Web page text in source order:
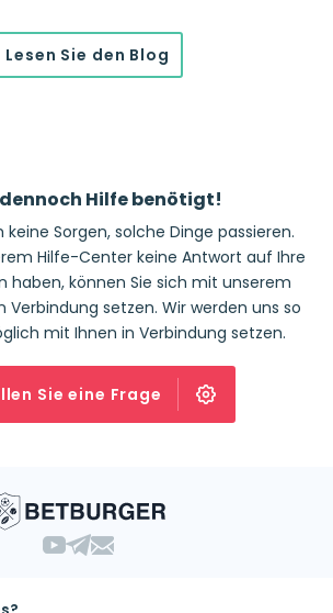
Lesen Sie den Blog
Hilfe benötigt!
keine Sorgen, solche Dinge passieren.
Hilfe-Center keine Antwort auf Ihre
haben, können Sie sich mit unserem
setzen. Wir werden uns so
mit Ihnen in Verbindung setzen.
Sie eine Frage